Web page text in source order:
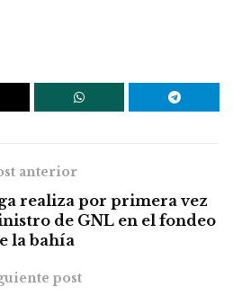
anterior
realiza por primera vez
de GNL en el fondeo
la bahía
post